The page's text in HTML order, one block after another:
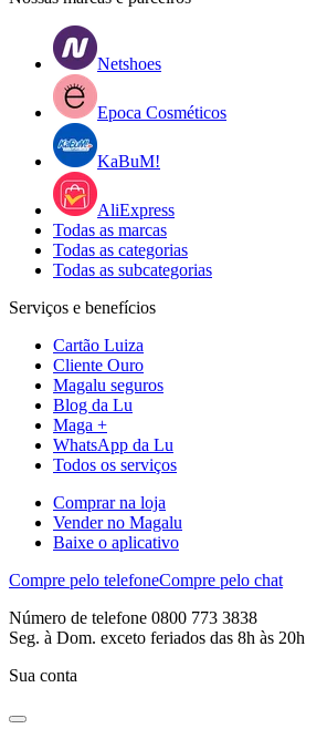
Netshoes
Epoca Cosméticos
KaBuM!
AliExpress
Todas as marcas
Todas as categorias
Todas as subcategorias
Serviços e benefícios
Cartão Luiza
Cliente Ouro
Magalu seguros
Blog da Lu
Maga +
WhatsApp da Lu
Todos os serviços
Comprar na loja
Vender no Magalu
Baixe o aplicativo
Compre pelo telefoneCompre pelo chat
Número de telefone 0800 773 3838
Seg. à Dom. exceto feriados das 8h às 20h
Sua conta